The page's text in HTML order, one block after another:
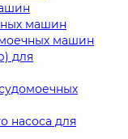
машин
машин
для
насоса для